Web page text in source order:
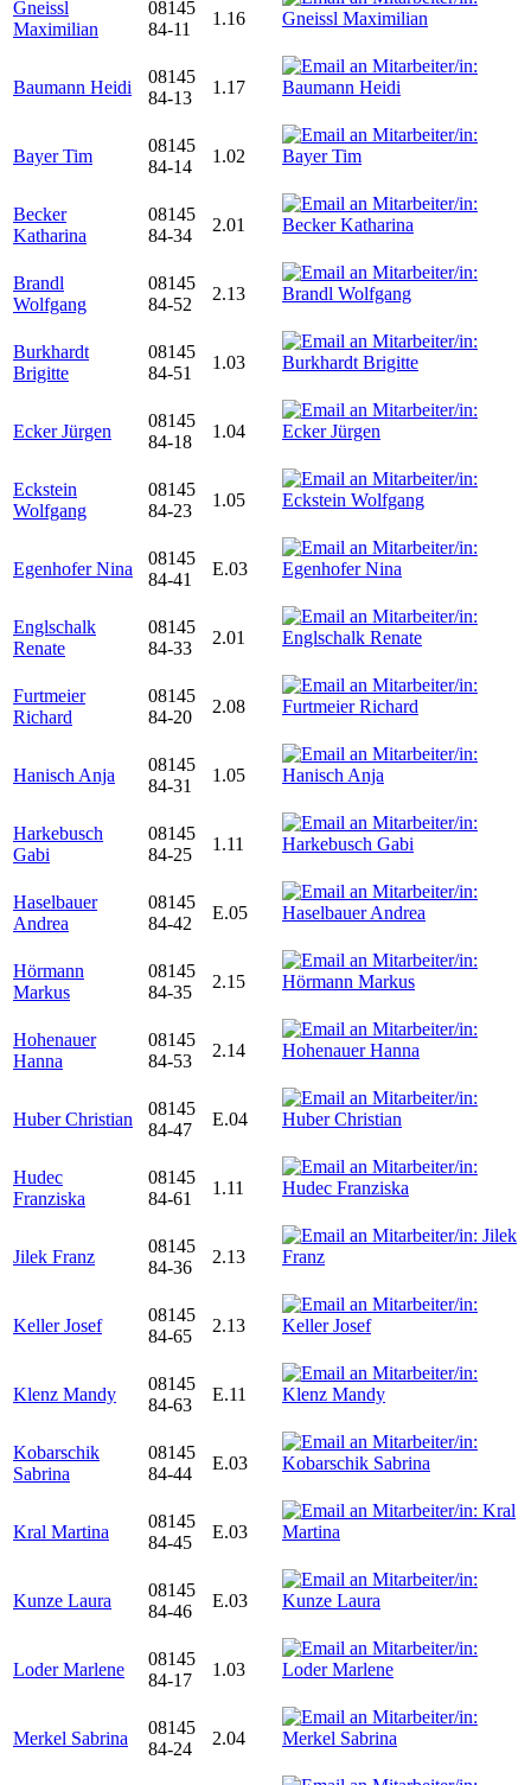
Gneissl
Maximilian
08145
84-11
1.16
Baumann Heidi
08145
84-13
1.17
Bayer Tim
08145
84-14
1.02
Becker
Katharina
08145
84-34
2.01
Brandl
Wolfgang
08145
84-52
2.13
Burkhardt
Brigitte
08145
84-51
1.03
Ecker Jürgen
08145
84-18
1.04
Eckstein
Wolfgang
08145
84-23
1.05
Egenhofer Nina
08145
84-41
E.03
Englschalk
Renate
08145
84-33
2.01
Furtmeier
Richard
08145
84-20
2.08
Hanisch Anja
08145
84-31
1.05
Harkebusch
Gabi
08145
84-25
1.11
Haselbauer
Andrea
08145
84-42
E.05
Hörmann
Markus
08145
84-35
2.15
Hohenauer
Hanna
08145
84-53
2.14
Huber Christian
08145
84-47
E.04
Hudec
Franziska
08145
84-61
1.11
Jilek Franz
08145
84-36
2.13
Keller Josef
08145
84-65
2.13
Klenz Mandy
08145
84-63
E.11
Kobarschik
Sabrina
08145
84-44
E.03
Kral Martina
08145
84-45
E.03
Kunze Laura
08145
84-46
E.03
Loder Marlene
08145
84-17
1.03
Merkel Sabrina
08145
84-24
2.04